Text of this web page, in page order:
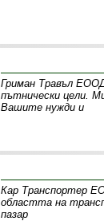
Гриман Травъл
пътнически цели.
Вашите нужди и
Кар Транспортер
областта на
пазар